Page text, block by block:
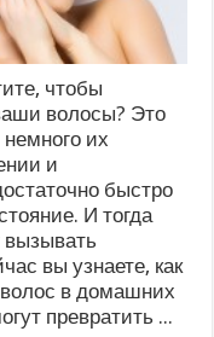
чтобы
волосы? Это
их
и
быстро
И тогда
вызывать
вы узнаете, как
волос в домашних
превратить ...